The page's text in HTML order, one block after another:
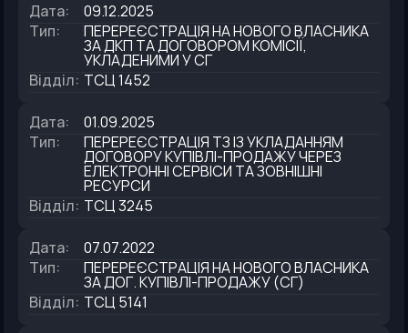
Дата:
09.12.2025
Тип: ПЕРЕРЕЄСТРАЦІЯ НА НОВОГО ВЛАСНИКА
ЗА ДКП ТА ДОГОВОРОМ КОМІСІЇ,
УКЛАДЕНИМИ У СГ
Відділ: ТСЦ 1452
Дата:
01.09.2025
Тип: ПЕРЕРЕЄСТРАЦІЯ ТЗ ІЗ УКЛАДАННЯМ
ДОГОВОРУ КУПІВЛІ-ПРОДАЖУ ЧЕРЕЗ
ЕЛЕКТРОННІ СЕРВІСИ ТА ЗОВНІШНІ
РЕСУРСИ
Відділ: ТСЦ 3245
Дата:
07.07.2022
Тип: ПЕРЕРЕЄСТРАЦІЯ НА НОВОГО ВЛАСНИКА
ЗА ДОГ. КУПIВЛI-ПРОДАЖУ (СГ)
Відділ: ТСЦ 5141